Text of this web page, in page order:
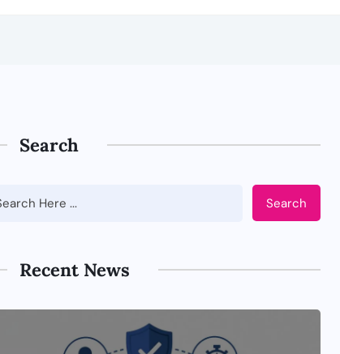
Search
Search
Recent News